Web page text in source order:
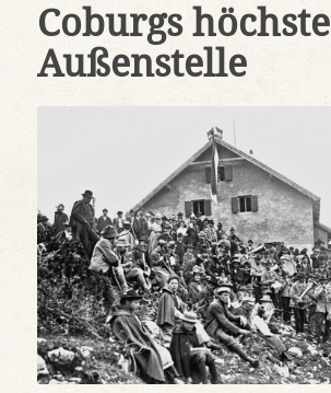
Coburgs höchste
Außenstelle